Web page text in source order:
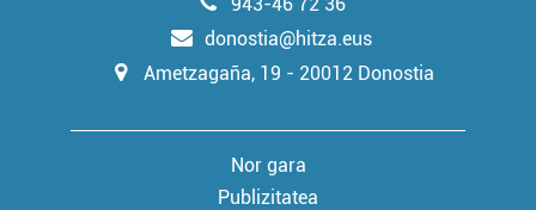
donostia@hitza.eus
Ametzagaña, 19 - 20012 Donostia
Nor gara
Publizitatea